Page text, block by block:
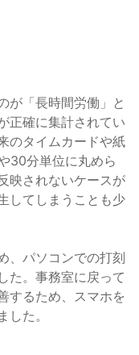
が「長時間労働」と
正確に集計されてい
のタイムカードや紙
30分単位に丸めら
映されないケースが
してしまうことも少
、パソコンでの打刻
た。事務室に戻って
するため、スマホを
た。